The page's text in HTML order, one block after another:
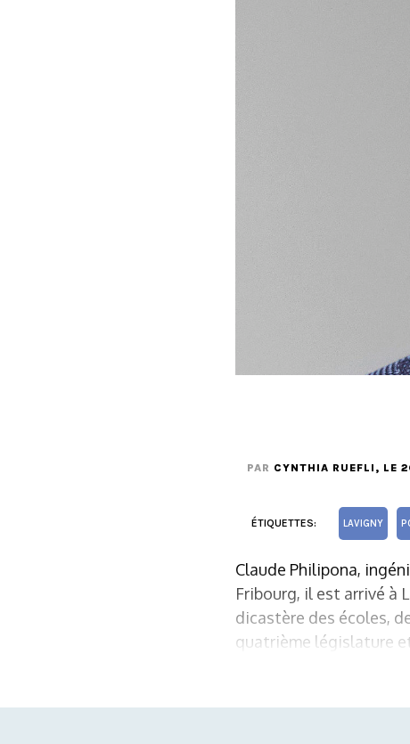
PAR CYNTHIA RUEFLI , LE
ÉTIQUETTES: LAVIGNY
Claude Philipona,
Fribourg, il est arrivé à
dicastère des écoles,
quatrième législature